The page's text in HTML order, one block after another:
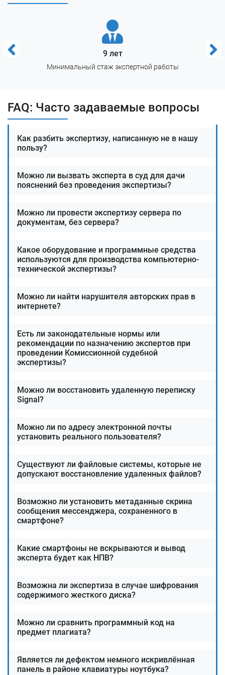
любой инстанции признает наше заключение
полном соответствии с 73-ФЗ от
профессионалов с многолетним стажем;
инстанции;
судебном и досудебном порядке разрешения
спора;
Достоверные ответы на все поставленные в
рамках экспертизы вопросы.
Задать вопрос
Предметом при проведении профессиональной компьютерной
информационные объекты:
Системные блоки ПК
Программное обеспечение
Сайты и домены
Комплектующие для компьютера
Классификаторы
Информация, полученная из баз данных
Документация, подготовленная с использованием
различных устройств
Задачи
список задач и понятий:
эксплуатации и параметров на данный период времени.
Установление зависимости объекта в отношении
9 лет
Минимальный стаж экспертной работы
FAQ: Часто задаваемые вопросы
Как разбить экспертизу, написанную не в нашу
пользу?
Можно ли вызвать эксперта в суд для дачи
пояснений без проведения экспертизы?
Можно ли провести экспертизу сервера по
документам, без сервера?
Какое оборудование и программные средства
используются для производства компьютерно-
технической экспертизы?
Можно ли найти нарушителя авторских прав в
интернете?
Есть ли законодательные нормы или
рекомендации по назначению экспертов при
проведении Комиссионной судебной
экспертизы?
Можно ли восстановить удаленную переписку
Signal?
Можно ли по адресу электронной почты
установить реального пользователя?
Существуют ли файловые системы, которые не
допускают восстановление удаленных файлов?
Возможно ли установить метаданные скрина
сообщения мессенджера, сохраненного в
смартфоне?
Какие смартфоны не вскрываются и вывод
эксперта будет как НПВ?
Возможна ли экспертиза в случае шифрования
содержимого жесткого диска?
Можно ли сравнить программный код на
предмет плагиата?
Является ли дефектом немного искривлённая
панель в районе клавиатуры ноутбука?